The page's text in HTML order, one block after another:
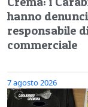
hanno
responsabile
commerciale
7 agosto 2026